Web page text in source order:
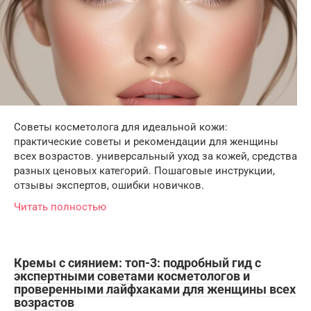
Советы косметолога для идеальной кожи:
практические советы и рекомендации для женщины
всех возрастов. универсальный уход за кожей, средства
разных ценовых категорий. Пошаговые инструкции,
отзывы экспертов, ошибки новичков.
Читать полностью
Кремы с сиянием: топ-3: подробный гид с
экспертными советами косметологов и
проверенными лайфхаками для женщины всех
возрастов